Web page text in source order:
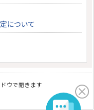
について
ウで開きます